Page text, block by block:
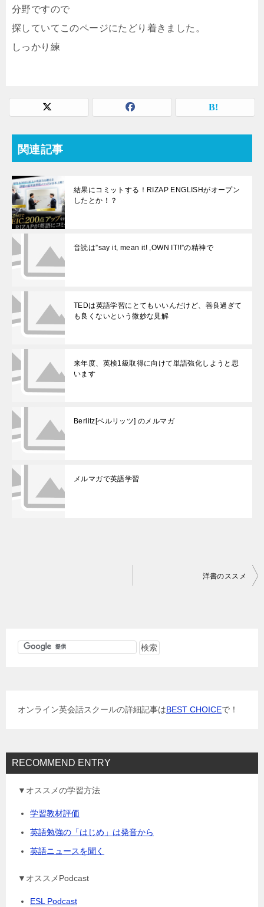
分野ですので
探していてこのページにたどり着きました。
しっかり練
関連記事
結果にコミットする！RIZAP ENGLISHがオープン
したとか！？
音読は”say it, mean it! ,OWN IT!!”の精神で
TEDは英語学習にとてもいいんだけど、善良過ぎて
も良くないという微妙な見解
来年度、英検1級取得に向けて単語強化しようと思
います
Berlitz[ベルリッツ] のメルマガ
メルマガで英語学習
洋書のススメ
オンライン英会話スクールの詳細記事はBEST CHOICEで！
RECOMMEND ENTRY
▼オススメの学習方法
学習教材評価
英語勉強の「はじめ」は発音から
英語ニュースを聞く
▼オススメPodcast
ESL Podcast